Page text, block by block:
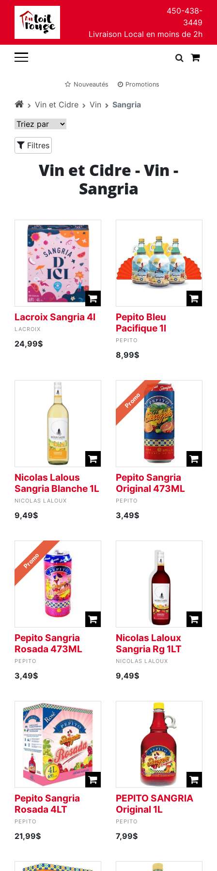
450-438-
3449
Livraison Local en moins de 2h
Nouveautés Promotions
Vin et Cidre Vin Sangria
Filtres
Vin et Cidre - Vin -
Sangria
Lacroix Sangria 4l
LACROIX
24,99$
Pepito Bleu
Pacifique 1l
PEPITO
8,99$
Nicolas Lalous
Sangria Blanche 1L
NICOLAS LALOUX
9,49$
Promo
Pepito Sangria
Original 473ML
PEPITO
3,49$
Promo
Pepito Sangria
Rosada 473ML
PEPITO
3,49$
Nicolas Laloux
Sangria Rg 1LT
NICOLAS LALOUX
9,49$
Pepito Sangria
Rosada 4LT
PEPITO
21,99$
PEPITO SANGRIA
Original 1L
PEPITO
7,99$